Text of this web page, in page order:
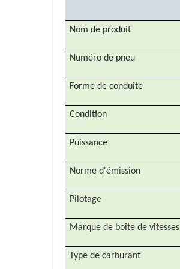
Nom de produit
Numéro de pneu
Forme de conduite
Condition
Puissance
Norme d'émission
Pilotage
Marque de boîte de vitesses
Type de carburant